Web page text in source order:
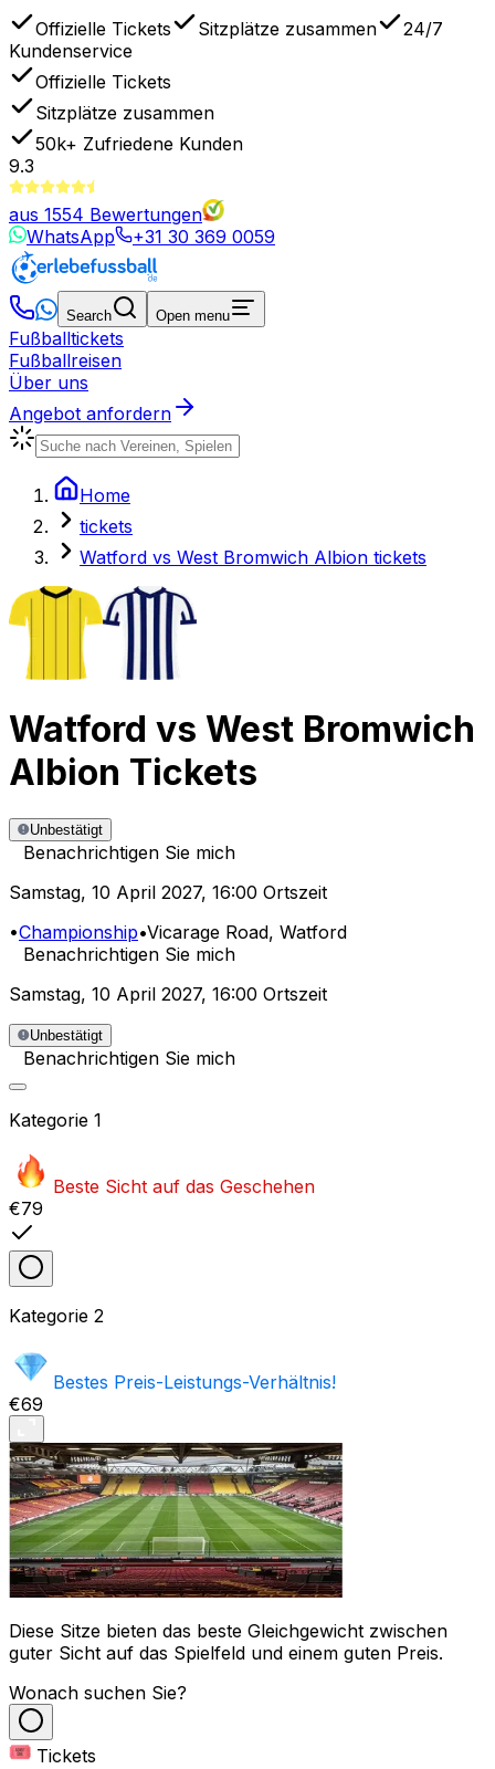
Offizielle Tickets Sitzplätze zusammen
24/7
Kundenservice
Offizielle Tickets
Sitzplätze zusammen
50k+ Zufriedene Kunden
9.3
aus 1554 Bewertungen
WhatsApp
+31 30 369 0059
Search Open menu
Fußballtickets
Fußballreisen
Über uns
Angebot anfordern
Home
tickets
Watford vs West Bromwich Albion tickets
Watford vs West Bromwich
Albion Tickets
Unbestätigt
Benachrichtigen Sie mich
Samstag, 10 April 2027, 16:00 Ortszeit
•Championship•Vicarage Road, Watford
Benachrichtigen Sie mich
Samstag, 10 April 2027, 16:00 Ortszeit
Unbestätigt
Benachrichtigen Sie mich
Kategorie 1
Beste Sicht auf das Geschehen
€79
Kategorie 2
Bestes Preis-Leistungs-Verhältnis!
€69
Diese Sitze bieten das beste Gleichgewicht zwischen
guter Sicht auf das Spielfeld und einem guten Preis.
Wonach suchen Sie?
Tickets